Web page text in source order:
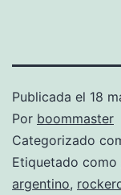
Publicada el 18
Por boommaster
Categorizado
Etiquetado como
argentino,